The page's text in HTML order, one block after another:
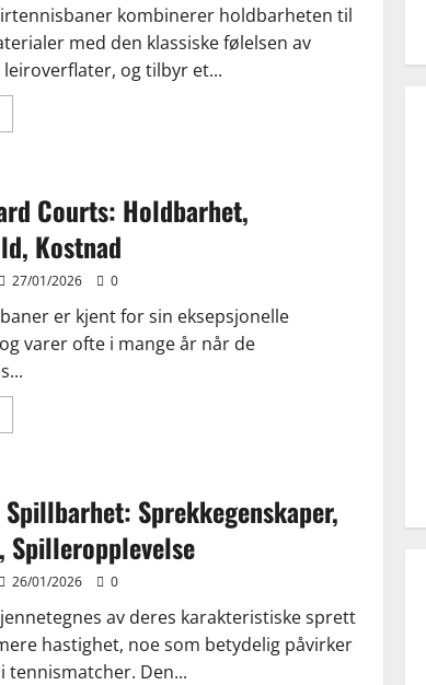
kombinerer holdbarheten til
med den klassiske følelsen av
og tilbyr et...
Courts: Holdbarhet,
Kostnad
27/01/2026 0
er kjent for sin eksepsjonelle
varer ofte i mange år når de
Spillbarhet: Sprekkegenskaper,
Spilleropplevelse
26/01/2026 0
av deres karakteristiske sprett
hastighet, noe som betydelig påvirker
tennismatcher. Den...